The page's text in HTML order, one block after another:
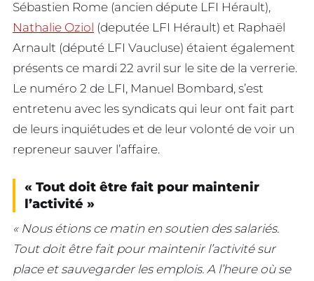
Sébastien Rome (ancien députe LFI Hérault),
Nathalie Oziol (deputée LFI Hérault) et Raphaël
Arnault (député LFI Vaucluse) étaient également
présents ce mardi 22 avril sur le site de la verrerie.
Le numéro 2 de LFI, Manuel Bombard, s’est
entretenu avec les syndicats qui leur ont fait part
de leurs inquiétudes et de leur volonté de voir un
repreneur sauver l’affaire.
« Tout doit être fait pour maintenir
l’activité »
« Nous étions ce matin en soutien des salariés.
Tout doit être fait pour maintenir l’activité sur
place et sauvegarder les emplois. A l’heure où se